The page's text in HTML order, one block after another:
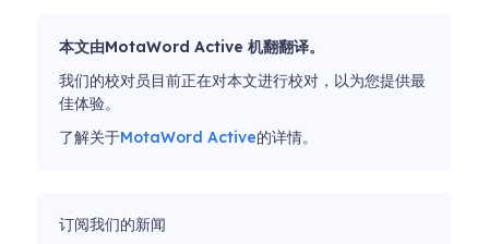
本文由MotaWord Active 机翻翻译。
我们的校对员目前正在对本文进行校对，以为您提供最
佳体验。
了解关于MotaWord Active的详情。
订阅我们的新闻